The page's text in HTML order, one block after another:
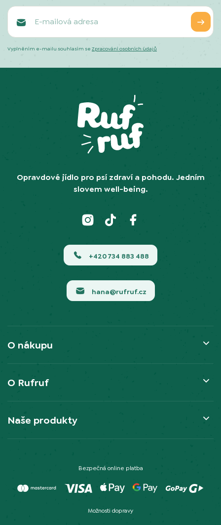
Vyplněním e-mailu souhlasím se Zpracování osobních údajů
Opravdové jídlo pro psí zdraví a pohodu. Jedním
slovem well-being.
+420 734 883 488
hana@rufruf.cz
O nákupu
O Rufruf
Naše produkty
Bezpečná online platba
Možnosti dopravy